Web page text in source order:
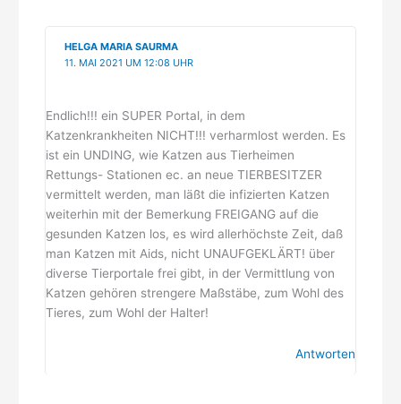
HELGA MARIA SAURMA
11. MAI 2021 UM 12:08 UHR
Endlich!!! ein SUPER Portal, in dem
Katzenkrankheiten NICHT!!! verharmlost werden. Es
ist ein UNDING, wie Katzen aus Tierheimen
Rettungs- Stationen ec. an neue TIERBESITZER
vermittelt werden, man läßt die infizierten Katzen
weiterhin mit der Bemerkung FREIGANG auf die
gesunden Katzen los, es wird allerhöchste Zeit, daß
man Katzen mit Aids, nicht UNAUFGEKLÄRT! über
diverse Tierportale frei gibt, in der Vermittlung von
Katzen gehören strengere Maßstäbe, zum Wohl des
Tieres, zum Wohl der Halter!
Antworten